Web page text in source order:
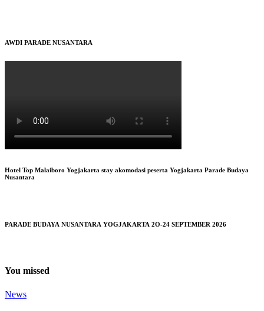
AWDI PARADE NUSANTARA
Hotel Top Malaiboro Yogjakarta stay akomodasi peserta Yogjakarta Parade Budaya
Nusantara
PARADE BUDAYA NUSANTARA YOGJAKARTA 2O-24 SEPTEMBER 2026
You missed
News